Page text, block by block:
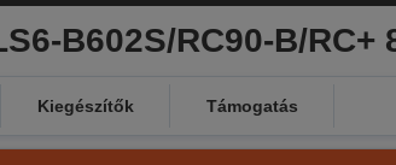
B602S/RC90-B/RC+
Kiegészítők Támogatás